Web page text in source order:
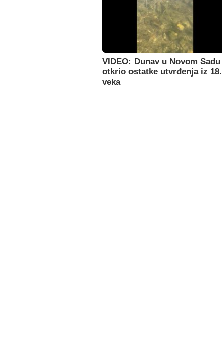
VIDEO: Dunav u Novom Sadu
otkrio ostatke utvrđenja iz 18.
veka